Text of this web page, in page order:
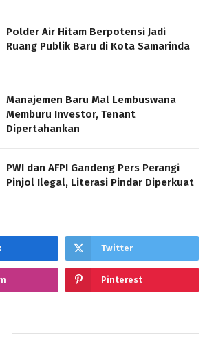
Polder Air Hitam Berpotensi Jadi
Ruang Publik Baru di Kota Samarinda
Manajemen Baru Mal Lembuswana
Memburu Investor, Tenant
Dipertahankan
PWI dan AFPI Gandeng Pers Perangi
Pinjol Ilegal, Literasi Pindar Diperkuat
Twitter
Pinterest